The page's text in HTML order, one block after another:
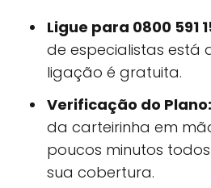
Ligue para 0800 591
de especialistas está
ligação é gratuita.
Verificação do Plano:
da carteirinha em
poucos minutos
sua cobertura.